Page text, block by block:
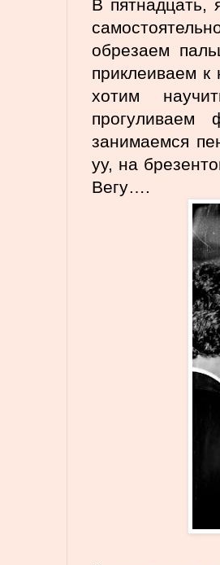
В пятнадцать,
обрезаем
приклеиваем
хотим
прогуливаем
занимаемся
уу, на
Вегу….